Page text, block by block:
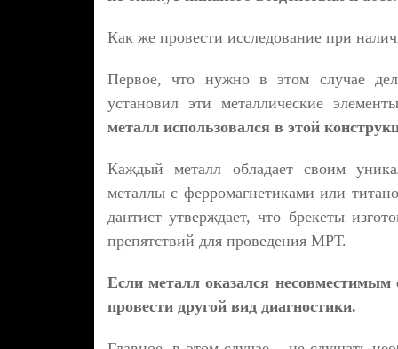
Как же провести исследование при
Первое, что нужно в этом случае
установил эти металлические
металл использовался в этой
Каждый металл обладает своим
металлы с ферромагнетиками или
дантист утверждает, что брекеты
препятствий для проведения МРТ.
Если металл оказался
провести другой вид диагностики.